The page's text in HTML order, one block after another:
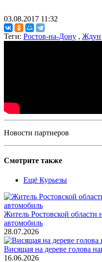
03.08.2017 11:32
Теги: Ростов-на-Дону , Ждун
Новости партнеров
Смотрите также
Ещё Курьезы
Житель Ростовской области
автомобиль
28.07.2026
Висящая на дереве голова
16.06.2026